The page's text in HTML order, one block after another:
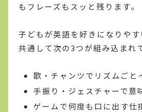
もフレーズもスッと残ります。
子どもが英語を好きになりやす
共通して次の3つが組み込まれ
歌・チャンツでリズムごと
手振り・ジェスチャーで意
ゲームで何度も口に出す仕